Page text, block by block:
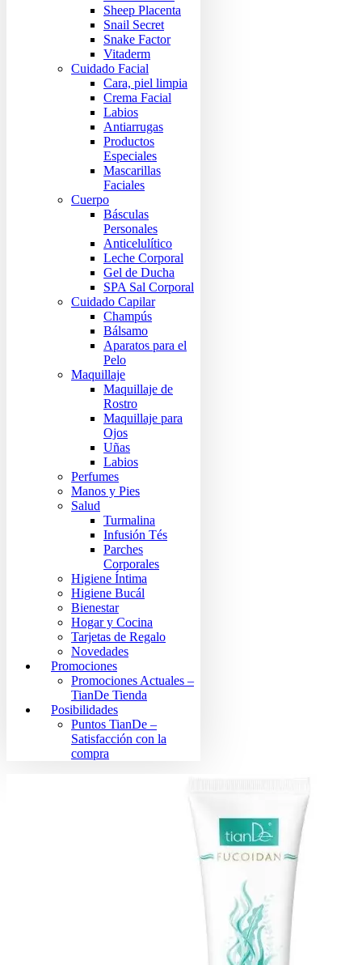
Sheep Placenta
Snail Secret
Snake Factor
Vitaderm
Cuidado Facial
Cara, piel limpia
Crema Facial
Labios
Antiarrugas
Productos
Especiales
Mascarillas
Faciales
Cuerpo
Básculas
Personales
Anticelulítico
Leche Corporal
Gel de Ducha
SPA Sal Corporal
Cuidado Capilar
Champús
Bálsamo
Aparatos para el
Pelo
Maquillaje
Maquillaje de
Rostro
Maquillaje para
Ojos
Uñas
Labios
Perfumes
Manos y Pies
Salud
Turmalina
Infusión Tés
Parches
Corporales
Higiene Íntima
Higiene Bucál
Bienestar
Hogar y Cocina
Tarjetas de Regalo
Novedades
Promociones
Promociones Actuales –
TianDe Tienda
Posibilidades
Puntos TianDe –
Satisfacción con la
compra